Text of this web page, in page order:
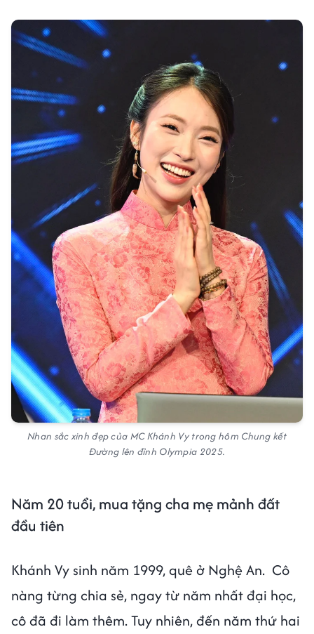
Nhan sắc xinh đẹp của MC Khánh Vy trong hôm Chung kết
Đường lên đỉnh Olympia 2025.
Năm 20 tuổi, mua tặng cha mẹ mảnh đất
đầu tiên
Khánh Vy sinh năm 1999, quê ở Nghệ An. Cô
nàng từng chia sẻ, ngay từ năm nhất đại học,
cô đã đi làm thêm. Tuy nhiên, đến năm thứ hai